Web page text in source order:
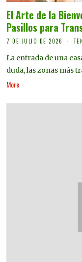
El Arte de la
Pasillos para
7 DE JULIO DE 2026
La entrada de una
duda, las zonas más
More